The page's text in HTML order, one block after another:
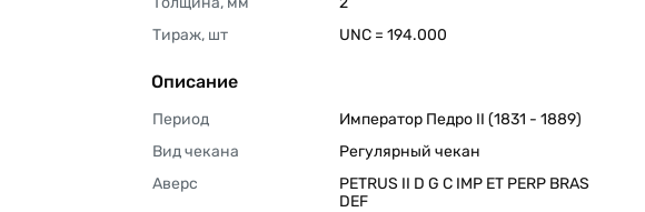
Тираж, шт
UNC = 194.000
Описание
Период
Император Педро II (1831 - 1889)
Вид чекана
Регулярный чекан
Аверс
PETRUS II D G C IMP ET PERP BRAS
DEF